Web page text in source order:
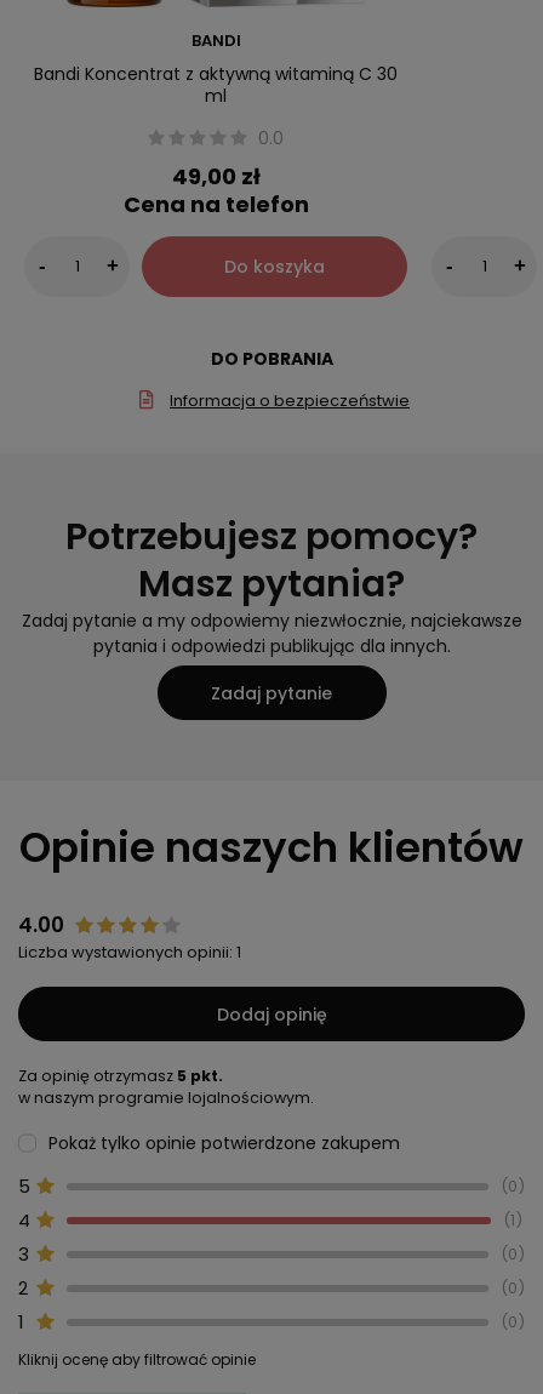
BANDI
Bandi Koncentrat z aktywną witaminą C 30
ml
0.0
49,00 zł
Cena na telefon
- + Do koszyka - +
DO POBRANIA
Informacja o bezpieczeństwie
Potrzebujesz pomocy?
Masz pytania?
Zadaj pytanie a my odpowiemy niezwłocznie, najciekawsze
pytania i odpowiedzi publikując dla innych.
Zadaj pytanie
Opinie naszych klientów
4.00
Liczba wystawionych opinii: 1
Dodaj opinię
Za opinię otrzymasz 5 pkt.
w naszym programie lojalnościowym.
Pokaż tylko opinie potwierdzone zakupem
5 0
4 1
3 0
2 0
1 0
Kliknij ocenę aby filtrować opinie